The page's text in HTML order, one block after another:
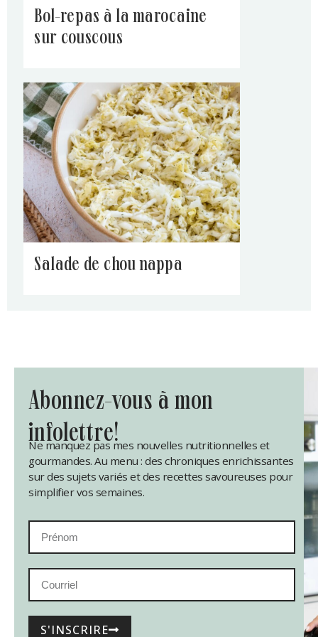
bol-repas à la marocaine
sur couscous
salade de chou nappa
abonnez-vous à mon
infolettre!
Ne manquez pas mes nouvelles nutritionnelles et
gourmandes. Au menu : des chroniques enrichissantes
sur des sujets variés et des recettes savoureuses pour
simplifier vos semaines.
S'INSCRIRE